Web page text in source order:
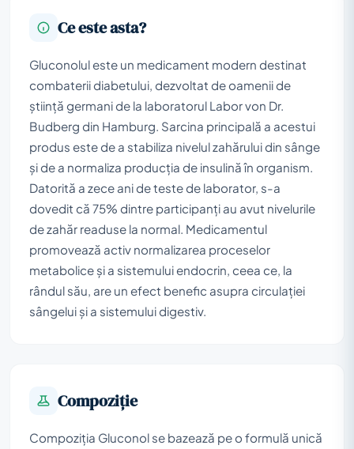
Ce este asta?
Gluconolul este un medicament modern destinat
combaterii diabetului, dezvoltat de oamenii de
știință germani de la laboratorul Labor von Dr.
Budberg din Hamburg. Sarcina principală a acestui
produs este de a stabiliza nivelul zahărului din sânge
și de a normaliza producția de insulină în organism.
Datorită a zece ani de teste de laborator, s-a
dovedit că 75% dintre participanți au avut nivelurile
de zahăr readuse la normal. Medicamentul
promovează activ normalizarea proceselor
metabolice și a sistemului endocrin, ceea ce, la
rândul său, are un efect benefic asupra circulației
sângelui și a sistemului digestiv.
Compoziţie
Compoziția Gluconol se bazează pe o formulă unică